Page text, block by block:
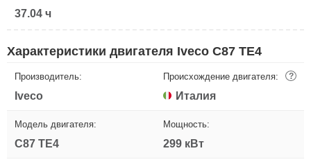
37.04 ч
Характеристики двигателя Iveco C87 TE4
Производитель:
Iveco
Происхождение двигателя: ?
Италия
Модель двигателя:
C87 TE4
Мощность:
299 кВт